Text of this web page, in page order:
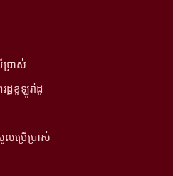
រាស់
ឋខូឡូរ៉ាដូ
លប្រើប្រាស់